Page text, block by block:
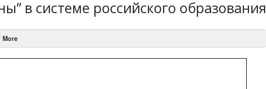
в системе российского образования